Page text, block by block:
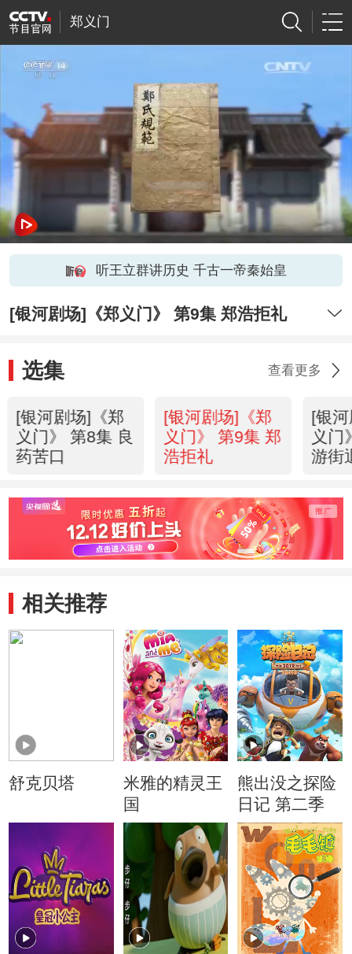
郑义门
听王立群讲历史 千古一帝秦始皇
[银河剧场]《郑义门》 第9集 郑浩拒礼
选集 查看更多
[银河剧场]《郑
义门》 第8集 良
药苦口
[银河剧场]《郑
义门》 第9集 郑
浩拒礼
[银
义门
游街
相关推荐
舒克贝塔
米雅的精灵王
国
熊出没之探险
日记 第二季